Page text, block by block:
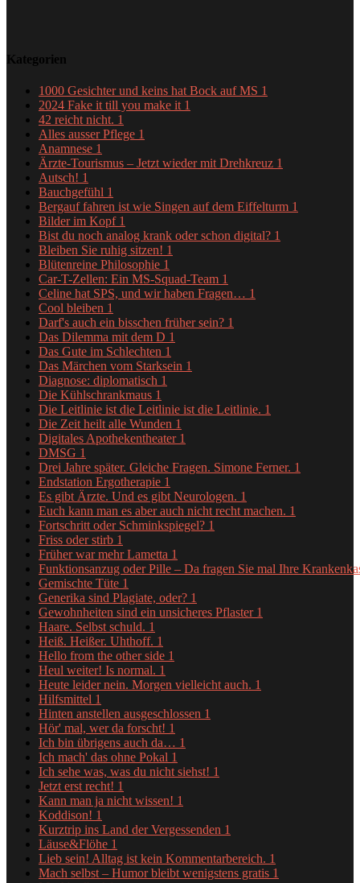
Kategorien
1000 Gesichter und keins hat Bock auf MS 1
2024 Fake it till you make it 1
42 reicht nicht. 1
Alles ausser Pflege 1
Anamnese 1
Ärzte-Tourismus – Jetzt wieder mit Drehkreuz 1
Autsch! 1
Bauchgefühl 1
Bergauf fahren ist wie Singen auf dem Eiffelturm 1
Bilder im Kopf 1
Bist du noch analog krank oder schon digital? 1
Bleiben Sie ruhig sitzen! 1
Blütenreine Philosophie 1
Car-T-Zellen: Ein MS-Squad-Team 1
Celine hat SPS, und wir haben Fragen… 1
Cool bleiben 1
Darf's auch ein bisschen früher sein? 1
Das Dilemma mit dem D 1
Das Gute im Schlechten 1
Das Märchen vom Starksein 1
Diagnose: diplomatisch 1
Die Kühlschrankmaus 1
Die Leitlinie ist die Leitlinie ist die Leitlinie. 1
Die Zeit heilt alle Wunden 1
Digitales Apothekentheater 1
DMSG 1
Drei Jahre später. Gleiche Fragen. Simone Ferner. 1
Endstation Ergotherapie 1
Es gibt Ärzte. Und es gibt Neurologen. 1
Euch kann man es aber auch nicht recht machen. 1
Fortschritt oder Schminkspiegel? 1
Friss oder stirb 1
Früher war mehr Lametta 1
Funktionsanzug oder Pille – Da fragen Sie mal Ihre
Gemischte Tüte 1
Generika sind Plagiate, oder? 1
Gewohnheiten sind ein unsicheres Pflaster 1
Haare. Selbst schuld. 1
Heiß. Heißer. Uhthoff. 1
Hello from the other side 1
Heul weiter! Is normal. 1
Heute leider nein. Morgen vielleicht auch. 1
Hilfsmittel 1
Hinten anstellen ausgeschlossen 1
Hör' mal, wer da forscht! 1
Ich bin übrigens auch da… 1
Ich mach' das ohne Pokal 1
Ich sehe was, was du nicht siehst! 1
Jetzt erst recht! 1
Kann man ja nicht wissen! 1
Koddison! 1
Kurztrip ins Land der Vergessenden 1
Läuse&Flöhe 1
Lieb sein! Alltag ist kein Kommentarbereich. 1
Mach selbst – Humor bleibt wenigstens gratis 1